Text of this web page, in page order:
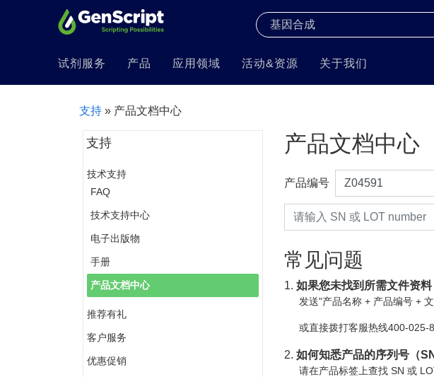
试剂服务 产品 应用领域 活动&资源 关于我们
支持 » 产品文档中心
支持
技术支持
FAQ
技术支持中心
电子出版物
手册
产品文档中心
推荐有礼
客户服务
优惠促销
产品文档中心
产品编号
常见问题
1. 如果您未找到所需文件资料
发送"产品名称 + 产品编号 +
或直接拨打客服热线400-025-
2. 如何知悉产品的序列号（
请在产品标签上查找 SN 或